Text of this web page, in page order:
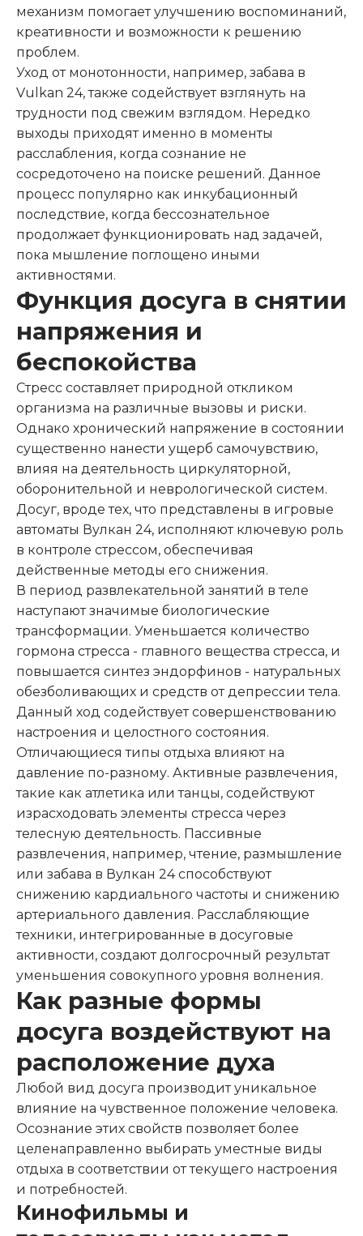
механизм помогает улучшению воспоминаний,
креативности и возможности к решению
проблем.
Уход от монотонности, например, забава в
Vulkan 24, также содействует взглянуть на
трудности под свежим взглядом. Нередко
выходы приходят именно в моменты
расслабления, когда сознание не
сосредоточено на поиске решений. Данное
процесс популярно как инкубационный
последствие, когда бессознательное
продолжает функционировать над задачей,
пока мышление поглощено иными
активностями.
Функция досуга в снятии
напряжения и
беспокойства
Стресс составляет природной откликом
организма на различные вызовы и риски.
Однако хронический напряжение в состоянии
существенно нанести ущерб самочувствию,
влияя на деятельность циркуляторной,
оборонительной и неврологической систем.
Досуг, вроде тех, что представлены в игровые
автоматы Вулкан 24, исполняют ключевую роль
в контроле стрессом, обеспечивая
действенные методы его снижения.
В период развлекательной занятий в теле
наступают значимые биологические
трансформации. Уменьшается количество
гормона стресса - главного вещества стресса, и
повышается синтез эндорфинов - натуральных
обезболивающих и средств от депрессии тела.
Данный ход содействует совершенствованию
настроения и целостного состояния.
Отличающиеся типы отдыха влияют на
давление по-разному. Активные развлечения,
такие как атлетика или танцы, содействуют
израсходовать элементы стресса через
телесную деятельность. Пассивные
развлечения, например, чтение, размышление
или забава в Вулкан 24 способствуют
снижению кардиального частоты и снижению
артериального давления. Расслабляющие
техники, интегрированные в досуговые
активности, создают долгосрочный результат
уменьшения совокупного уровня волнения.
Как разные формы
досуга воздействуют на
расположение духа
Любой вид досуга производит уникальное
влияние на чувственное положение человека.
Осознание этих свойств позволяет более
целенаправленно выбирать уместные виды
отдыха в соответствии от текущего настроения
и потребностей.
Кинофильмы и